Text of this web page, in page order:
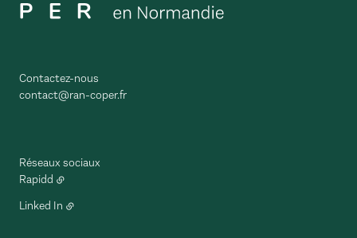
Contactez-nous
contact@ran-coper.fr
Réseaux sociaux
Rapidd
Linked In